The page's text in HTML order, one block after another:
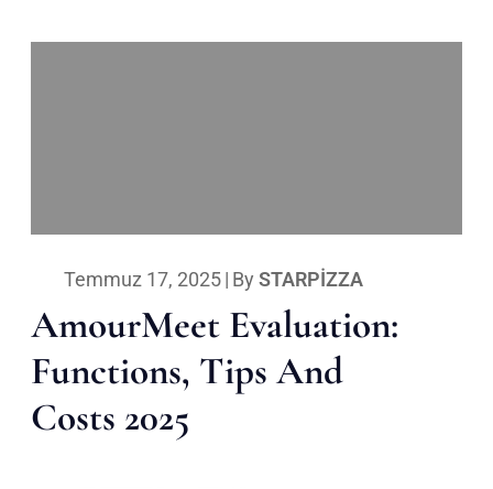
Temmuz 17, 2025| By STARPIZZA
AmourMeet Evaluation:
Functions, Tips And
Costs 2025